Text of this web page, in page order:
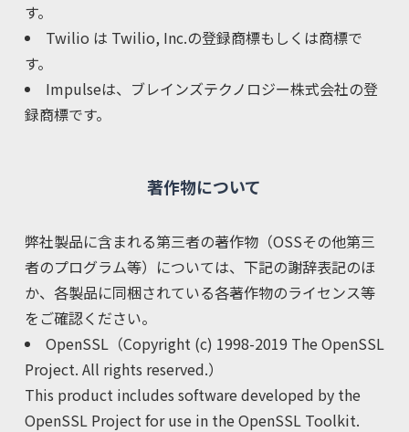
す。
Twilio は Twilio, Inc.の登録商標もしくは商標で
す。
Impulseは、ブレインズテクノロジー株式会社の登
録商標です。
著作物について
弊社製品に含まれる第三者の著作物（OSSその他第三
者のプログラム等）については、下記の謝辞表記のほ
か、各製品に同梱されている各著作物のライセンス等
をご確認ください。
OpenSSL（Copyright (c) 1998-2019 The OpenSSL
Project. All rights reserved.）
This product includes software developed by the
OpenSSL Project for use in the OpenSSL Toolkit.